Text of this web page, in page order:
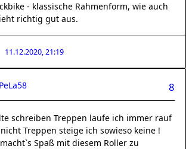
- klassische Rahmenform, wie auch
richtig gut aus.
11.12.2020, 21:19
8
schreiben Treppen laufe ich immer rauf
Treppen steige ich sowieso keine !
Spaß mit diesem Roller zu